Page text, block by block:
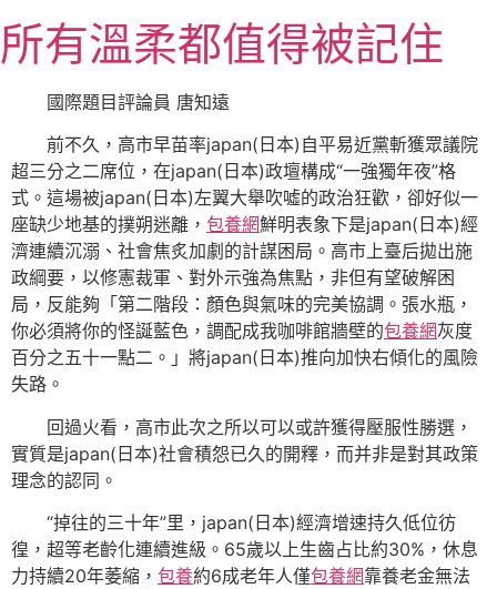
至
主所有溫柔都值得被記住
國際題目評論員 唐知遠
前不久，高市早苗率japan(日本)自平易近黨斬獲眾議院
超三分之二席位，在japan(日本)政壇構成“一強獨年夜”格
式。這場被japan(日本)左翼大舉吹噓的政治狂歡，卻好似一
座缺少地基的撲朔迷離， 包養網鮮明表象下是japan(日本)經
濟連續沉溺、社會焦炙加劇的計謀困局。高市上臺后拋出施
政綱要，以修憲裁軍、對外示強為焦點，非但有望破解困
局，反能夠「第二階段：顏色與氣味的完美協調。張水瓶，
你必須將你的怪誕藍色，調配成我咖啡館牆壁的包養網灰度
百分之五十一點二。」將japan(日本)推向加快右傾化的風險
失路。
回過火看，高市此次之所以可以或許獲得壓服性勝選，
實質是japan(日本)社會積怨已久的開釋，而并非是對其政策
理念的認同。
“掉往的三十年”里，japan(日本)經濟增速持久低位彷
徨，超等老齡化連續進級。65歲以上生齒占比約30%，休息
力持續20年萎縮， 包養約6成老年人僅包養網靠養老金無法